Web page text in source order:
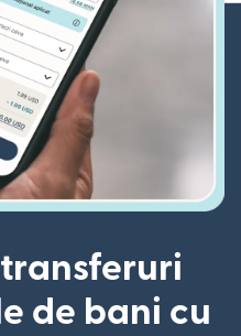
transferuri
de bani cu